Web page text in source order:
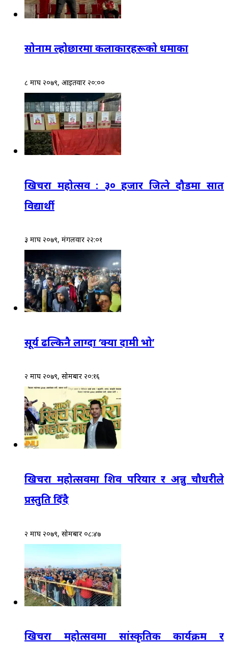
सोनाम ल्होछारमा कलाकारहरूको धमाका
८ माघ २०७९, आईतवार २०:००
खिचरा महोत्सव : ३० हजार जित्ने दौडमा सात
विद्यार्थी
३ माघ २०७९, मंगलवार २२:०१
सूर्य ढल्किनै लाग्दा ‘क्या दामी भो’
२ माघ २०७९, सोमबार २०:१६
खिचरा महोत्सवमा शिव परियार र अन्नु चौधरीले
प्रस्तुति दिँदै
२ माघ २०७९, सोमबार ०८:४७
खिचरा महोत्सवमा सांस्कृतिक कार्यक्रम र